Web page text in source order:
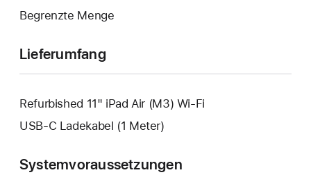
Begrenzte Menge
Lieferumfang
Refurbished 11" iPad Air (M3) Wi-Fi
USB‑C Ladekabel (1 Meter)
Systemvoraussetzungen